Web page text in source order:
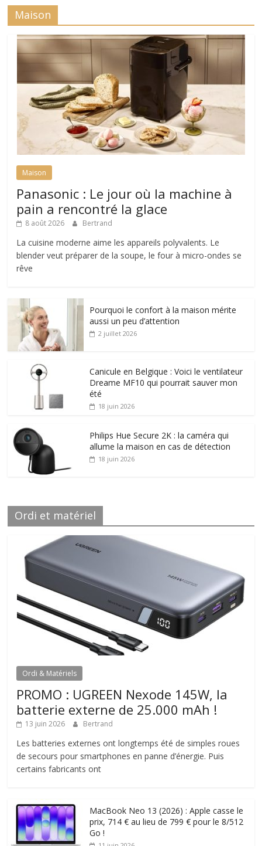
Maison
Maison
Panasonic : Le jour où la machine à
pain a rencontré la glace
8 août 2026 Bertrand
La cuisine moderne aime les appareils polyvalents. Le
blender veut préparer de la soupe, le four à micro-ondes se
rêve
Pourquoi le confort à la maison mérite
aussi un peu d’attention
2 juillet 2026
Canicule en Belgique : Voici le ventilateur
Dreame MF10 qui pourrait sauver mon
été
18 juin 2026
Philips Hue Secure 2K : la caméra qui
allume la maison en cas de détection
18 juin 2026
Ordi et matériel
Ordi & Matériels
PROMO : UGREEN Nexode 145W, la
batterie externe de 25.000 mAh !
13 juin 2026 Bertrand
Les batteries externes ont longtemps été de simples roues
de secours pour smartphones en panne d’énergie. Puis
certains fabricants ont
MacBook Neo 13 (2026) : Apple casse le
prix, 714 € au lieu de 799 € pour le 8/512
Go !